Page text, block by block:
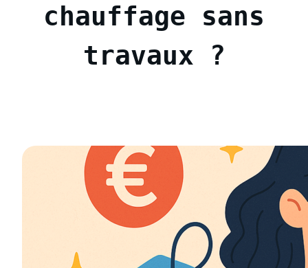
chauffage sans
travaux ?